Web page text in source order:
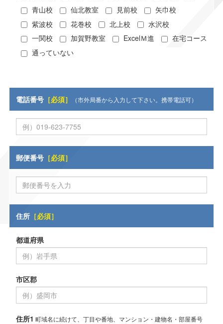
青山校
仙北教室 見前校
矢巾校
紫波校
花巻校 北上校
水沢校
一関校
加賀野教室 ExcelＭ進
在宅コース
通っていない
電話番号［必須］ （市外局番から入力して下さい。携帯電話可）
郵便番号［必須］
住所［必須］
都道府県
市区郡
住所1 町域名に続けて、丁目や番地、マンション・建物名・部屋番号